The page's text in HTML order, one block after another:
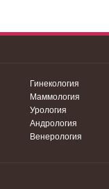
Гинекология
Маммология
Урология
Андрология
Венерология